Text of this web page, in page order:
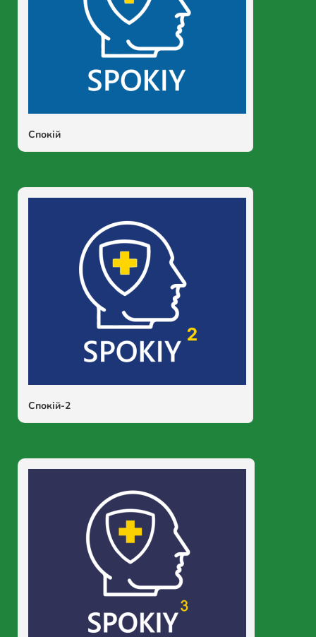
Спокій
Спокій-2